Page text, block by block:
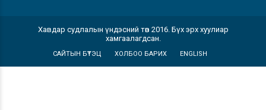
Хавдар судлалын үндэсний төв 2016. Бүх эрх хуулиар
хамгаалагдсан.
САЙТЫН БҮТЭЦ ХОЛБОО БАРИХ ENGLISH